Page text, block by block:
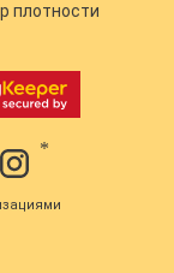
плотности
*